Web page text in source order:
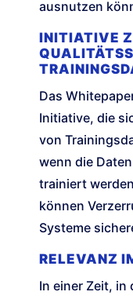
ausnutzen
INITIATIVE
Das
Initiative, die
von
wenn die
trainiert
können
Systeme
RELEVANZ
In einer Zeit, in